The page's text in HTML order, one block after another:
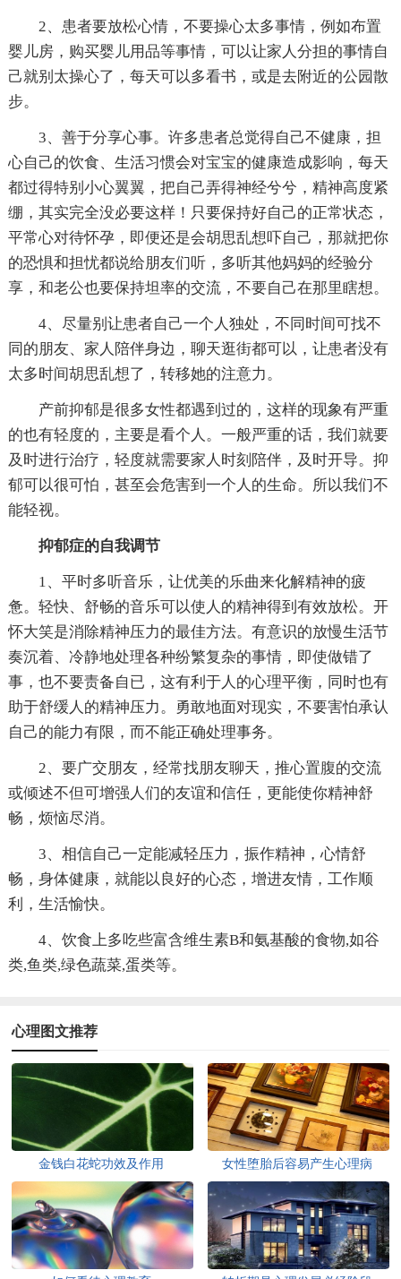
2、患者要放松心情，不要操心太多事情，例如布置
婴儿房，购买婴儿用品等事情，可以让家人分担的事情自
己就别太操心了，每天可以多看书，或是去附近的公园散
步。
3、善于分享心事。许多患者总觉得自己不健康，担
心自己的饮食、生活习惯会对宝宝的健康造成影响，每天
都过得特别小心翼翼，把自己弄得神经兮兮，精神高度紧
绷，其实完全没必要这样！只要保持好自己的正常状态，
平常心对待怀孕，即便还是会胡思乱想吓自己，那就把你
的恐惧和担忧都说给朋友们听，多听其他妈妈的经验分
享，和老公也要保持坦率的交流，不要自己在那里瞎想。
4、尽量别让患者自己一个人独处，不同时间可找不
同的朋友、家人陪伴身边，聊天逛街都可以，让患者没有
太多时间胡思乱想了，转移她的注意力。
产前抑郁是很多女性都遇到过的，这样的现象有严重
的也有轻度的，主要是看个人。一般严重的话，我们就要
及时进行治疗，轻度就需要家人时刻陪伴，及时开导。抑
郁可以很可怕，甚至会危害到一个人的生命。所以我们不
能轻视。
抑郁症的自我调节
1、平时多听音乐，让优美的乐曲来化解精神的疲
惫。轻快、舒畅的音乐可以使人的精神得到有效放松。开
怀大笑是消除精神压力的最佳方法。有意识的放慢生活节
奏沉着、冷静地处理各种纷繁复杂的事情，即使做错了
事，也不要责备自已，这有利于人的心理平衡，同时也有
助于舒缓人的精神压力。勇敢地面对现实，不要害怕承认
自己的能力有限，而不能正确处理事务。
2、要广交朋友，经常找朋友聊天，推心置腹的交流
或倾述不但可增强人们的友谊和信任，更能使你精神舒
畅，烦恼尽消。
3、相信自己一定能减轻压力，振作精神，心情舒
畅，身体健康，就能以良好的心态，增进友情，工作顺
利，生活愉快。
4、饮食上多吃些富含维生素B和氨基酸的食物,如谷
类,鱼类,绿色蔬菜,蛋类等。
心理图文推荐
金钱白花蛇功效及作用 女性堕胎后容易产生心理病